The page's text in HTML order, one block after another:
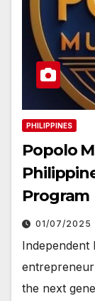
PHILIPPINES
Popolo
Program
01/07/2025
Independent
the next